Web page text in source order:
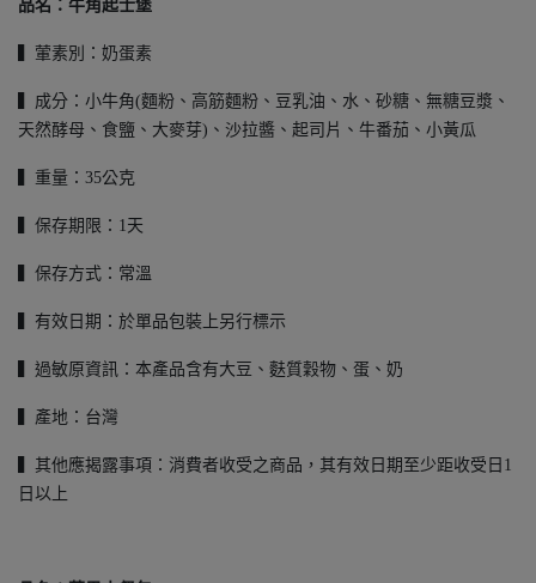
品名：牛角起士堡
▍葷素別：奶蛋素
▍成分：小牛角(麵粉、高筋麵粉、豆乳油、水、砂糖、無糖豆漿、
天然酵母、食鹽、大麥芽)、沙拉醬、起司片、牛番茄、小黃瓜
▍重量：35公克
▍保存期限：1天
▍保存方式：常溫
▍有效日期：於單品包裝上另行標示
▍過敏原資訊：本產品含有大豆、麩質穀物、蛋、奶
▍產地：台灣
▍其他應揭露事項：消費者收受之商品，其有效日期至少距收受日1
日以上